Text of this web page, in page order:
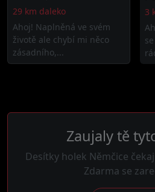
29 km daleko
Ahoj! Naplněná ve svém
životě ale chybí mi něco
zásadního,...
3
Zaujaly tě
Desítky holek Němčice
Zdarma se